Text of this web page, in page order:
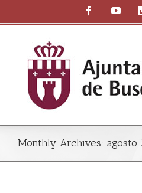
Monthly Archives: agosto